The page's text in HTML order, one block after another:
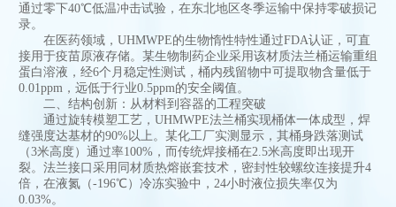
通过零下40℃低温冲击试验，在东北地区冬季运输中保持零破损记
录。
在医药领域，UHMWPE的生物惰性特性通过FDA认证，可直
接用于疫苗原液存储。某生物制药企业采用该材质法兰桶运输重组
蛋白溶液，经6个月稳定性测试，桶内残留物中可提取物含量低于
0.01ppm，远低于行业0.5ppm的安全阈值。
二、结构创新：从材料到容器的工程突破
通过旋转模塑工艺，UHMWPE法兰桶实现桶体一体成型，焊
缝强度达基材的90%以上。某化工厂实测显示，其桶身跌落测试
（3米高度）通过率100%，而传统焊接桶在2.5米高度即出现开
裂。法兰接口采用同材质热熔嵌套技术，密封性较螺纹连接提升4
倍，在液氮（-196℃）冷冻实验中，24小时液位损失率仅为
0.03%。